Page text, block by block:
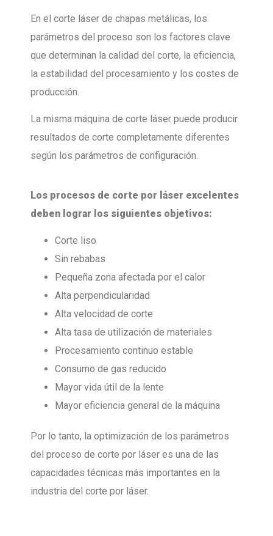
En el corte láser de chapas metálicas, los
parámetros del proceso son los factores clave
que determinan la calidad del corte, la eficiencia,
la estabilidad del procesamiento y los costes de
producción.
La misma máquina de corte láser puede producir
resultados de corte completamente diferentes
según los parámetros de configuración.
Los procesos de corte por láser excelentes
deben lograr los siguientes objetivos:
Corte liso
Sin rebabas
Pequeña zona afectada por el calor
Alta perpendicularidad
Alta velocidad de corte
Alta tasa de utilización de materiales
Procesamiento continuo estable
Consumo de gas reducido
Mayor vida útil de la lente
Mayor eficiencia general de la máquina
Por lo tanto, la optimización de los parámetros
del proceso de corte por láser es una de las
capacidades técnicas más importantes en la
industria del corte por láser.